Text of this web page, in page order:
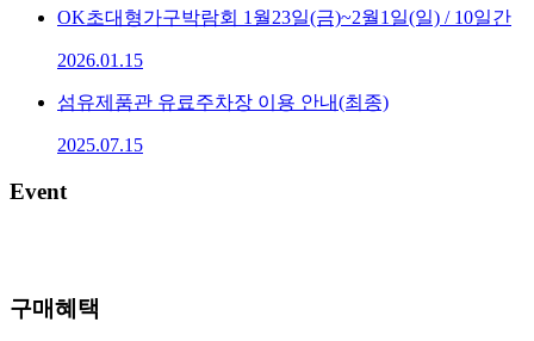
OK초대형가구박람회 1월23일(금)~2월1일(일) / 10일간
2026.01.15
섬유제품관 유료주차장 이용 안내(최종)
2025.07.15
Event
구매혜택